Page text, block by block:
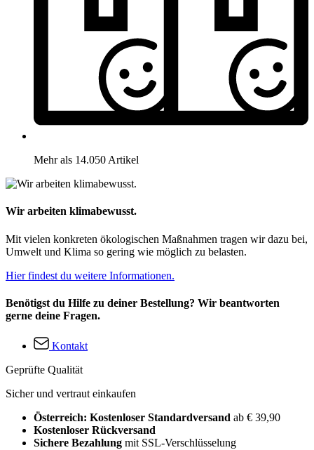
Mehr als 14.050 Artikel
Wir arbeiten klimabewusst.
Mit vielen konkreten ökologischen Maßnahmen tragen wir dazu bei,
Umwelt und Klima so gering wie möglich zu belasten.
Hier findest du weitere Informationen.
Benötigst du Hilfe zu deiner Bestellung? Wir beantworten
gerne deine Fragen.
Kontakt
Geprüfte Qualität
Sicher und vertraut einkaufen
Österreich: Kostenloser Standardversand ab € 39,90
Kostenloser Rückversand
Sichere Bezahlung mit SSL-Verschlüsselung